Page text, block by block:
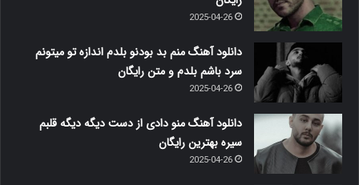
2025-04-26
دانلود آهنگ منم بد بودنو بلدم اندازه تو میتونم
سرد باشم بلدم و متن رایگان
2025-04-26
دانلود آهنگ منو دادی از دست دیگه دیگه قلبم
سیره بهترین رایگان
2025-04-26